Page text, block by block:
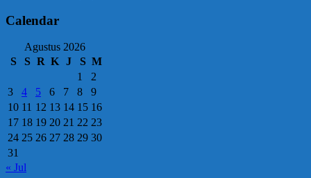
Calendar
Agustus 2026
S
S R K J S M
1
2
3
4 5 6 7 8
9
10 11 12 13 14 15 16
17 18 19 20 21 22 23
24 25 26 27 28 29 30
31
« Jul